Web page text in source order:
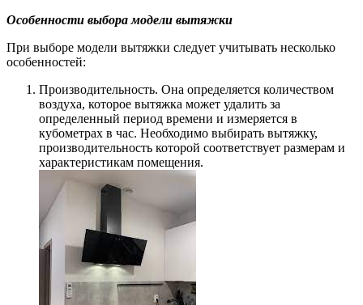
Особенности выбора модели вытяжки
При выборе модели вытяжки следует учитывать несколько
особенностей:
Производительность. Она определяется количеством
воздуха, которое вытяжка может удалить за
определенный период времени и измеряется в
кубометрах в час. Необходимо выбирать вытяжку,
производительность которой соответствует размерам и
характеристикам помещения.